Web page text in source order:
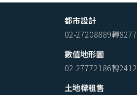
都市設計
02-27208889轉8277
數值地形圖
02-27772186轉2412
土地標租售